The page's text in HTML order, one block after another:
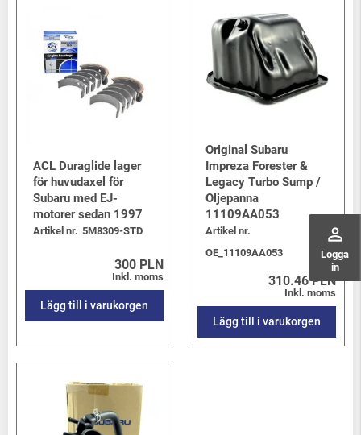
perm_identity
Logga
in
ACL Duraglide lager
för huvudaxel för
Subaru med EJ-
motorer sedan 1997
Artikel nr. 5M8309-STD
300 PLN
Inkl. moms
Lägg till i varukorgen
Original Subaru
Impreza Forester &
Legacy Turbo Sump /
Oljepanna
11109AA053
Artikel nr.
OE_11109AA053
310.46 PLN
Inkl. moms
Lägg till i varukorgen